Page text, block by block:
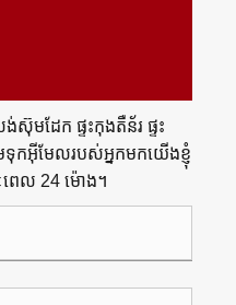
មដែក ផ្ទះកុងតឺន័រ ផ្ទះ
ទុកអ៊ីមែលរបស់អ្នកមកយើងខ្ញុំ
េល 24 ម៉ោង។